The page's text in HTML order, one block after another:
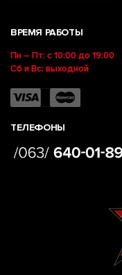
ВРЕМЯ РАБОТЫ
Пн – Пт: с 10:00 до 19:00
Сб и Вс: выходной
ТЕЛЕФОНЫ